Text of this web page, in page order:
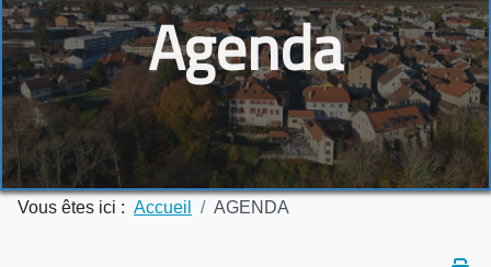
Agenda
Vous êtes ici : Accueil AGENDA